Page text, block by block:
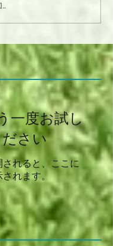
…
一度お試し
さい
れると、ここに
されます。